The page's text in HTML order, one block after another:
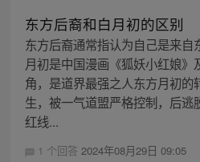
东方后裔和白月初的区别
东方后裔通常指认为自己是来自
月初是中国漫画《狐妖小红娘》
角，是道界最强之人东方月初的
生，被一气道盟严格控制，后逃
红线...
1 个回答 2024年08月29日 09:05